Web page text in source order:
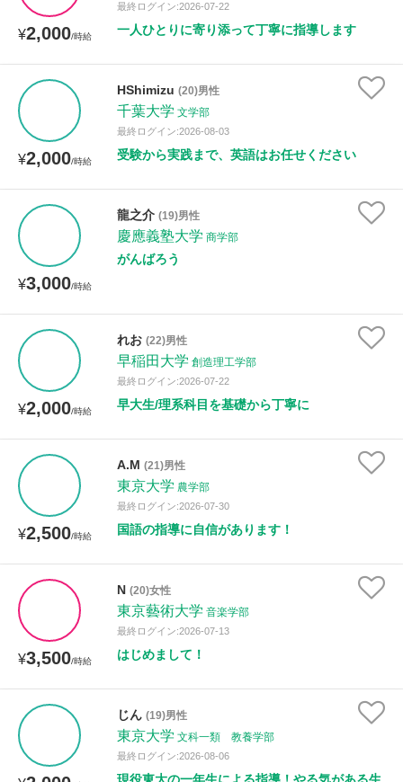
¥2,000/時給
最終ログイン:2026-07-22
一人ひとりに寄り添って丁寧に指導します
¥2,000/時給
HShimizu (20)男性
千葉大学 文学部
最終ログイン:2026-08-03
受験から実践まで、英語はお任せください
¥3,000/時給
龍之介 (19)男性
慶應義塾大学 商学部
がんばろう
¥2,000/時給
れお (22)男性
早稲田大学 創造理工学部
最終ログイン:2026-07-22
早大生/理系科目を基礎から丁寧に
¥2,500/時給
A.M (21)男性
東京大学 農学部
最終ログイン:2026-07-30
国語の指導に自信があります！
¥3,500/時給
N (20)女性
東京藝術大学 音楽学部
最終ログイン:2026-07-13
はじめまして！
じん (19)男性
東京大学 文科一類 教養学部
最終ログイン:2026-08-06